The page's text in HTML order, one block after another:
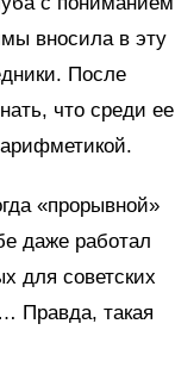
вносила в эту
После
что среди ее
«прорывной»
даже работал
для советских
Правда, такая